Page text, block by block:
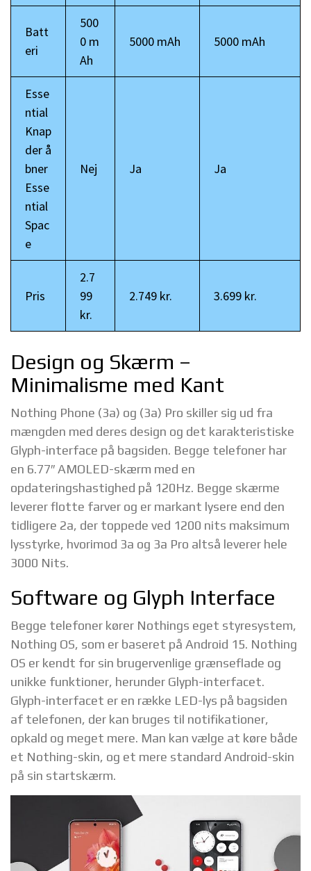
Batt
eri
500
0 m
Ah
5000 mAh 5000 mAh
Esse
ntial
Knap
der å
bner
Esse
ntial
Spac
e
Nej Ja Ja
Pris
2.7
99
kr.
2.749 kr. 3.699 kr.
Design og Skærm –
Minimalisme med Kant
Nothing Phone (3a) og (3a) Pro skiller sig ud fra
mængden med deres design og det karakteristiske
Glyph-interface på bagsiden. Begge telefoner har
en 6.77″ AMOLED-skærm med en
opdateringshastighed på 120Hz. Begge skærme
leverer flotte farver og er markant lysere end den
tidligere 2a, der toppede ved 1200 nits maksimum
lysstyrke, hvorimod 3a og 3a Pro altså leverer hele
3000 Nits.
Software og Glyph Interface
Begge telefoner kører Nothings eget styresystem,
Nothing OS, som er baseret på Android 15. Nothing
OS er kendt for sin brugervenlige grænseflade og
unikke funktioner, herunder Glyph-interfacet.
Glyph-interfacet er en række LED-lys på bagsiden
af telefonen, der kan bruges til notifikationer,
opkald og meget mere. Man kan vælge at køre både
et Nothing-skin, og et mere standard Android-skin
på sin startskærm.